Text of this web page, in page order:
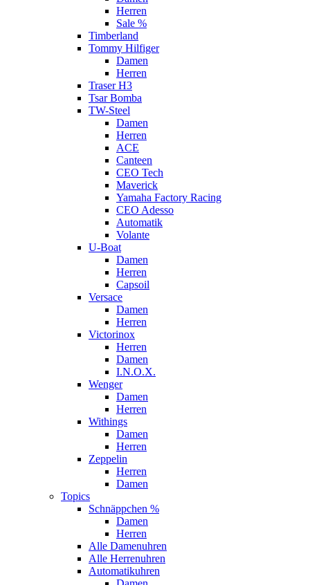
Herren
Sale %
Timberland
Tommy Hilfiger
Damen
Herren
Traser H3
Tsar Bomba
TW-Steel
Damen
Herren
ACE
Canteen
CEO Tech
Maverick
Yamaha Factory Racing
CEO Adesso
Automatik
Volante
U-Boat
Damen
Herren
Capsoil
Versace
Damen
Herren
Victorinox
Herren
Damen
I.N.O.X.
Wenger
Damen
Herren
Withings
Damen
Herren
Zeppelin
Herren
Damen
Topics
Schnäppchen %
Damen
Herren
Alle Damenuhren
Alle Herrenuhren
Automatikuhren